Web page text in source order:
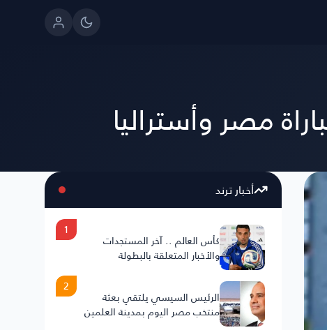
أخبار ترند
كأس العالم .. آخر المستجدات
والأخبار المتعلقة بالبطولة
1
الرئيس السيسي يلتقي بعثة
منتخب مصر اليوم بمدينة العلمين
2